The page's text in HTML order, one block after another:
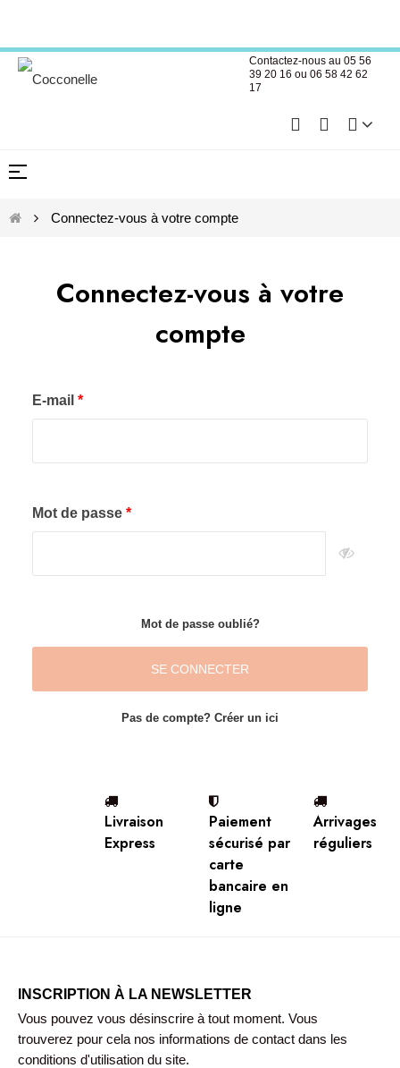
Contactez-nous au 05 56
39 20 16 ou 06 58 42 62
17
Basculer
☰
Connectez-vous à votre compte
Connectez-vous à votre
compte
E-mail
Mot de passe
Mot de passe oublié?
SE CONNECTER
Pas de compte? Créer un ici
Livraison
Express
Paiement
sécurisé par
carte
bancaire en
ligne
Arrivages
réguliers
INSCRIPTION À LA NEWSLETTER
Vous pouvez vous désinscrire à tout moment. Vous
trouverez pour cela nos informations de contact dans les
conditions d'utilisation du site.